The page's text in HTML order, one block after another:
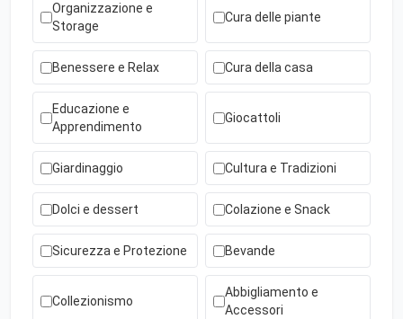
Organizzazione e
Storage
Cura delle piante
Benessere e Relax Cura della casa
Educazione e
Apprendimento
Giocattoli
Giardinaggio Cultura e Tradizioni
Dolci e dessert Colazione e Snack
Sicurezza e Protezione Bevande
Collezionismo
Abbigliamento e
Accessori